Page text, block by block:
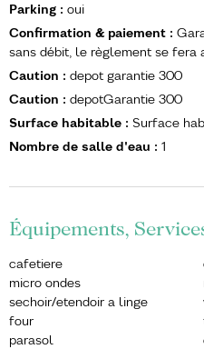
Parking : oui
Confirmation & paiement :
sans débit, le règlement se fera
Caution : depot garantie 300
Caution : depotGarantie 300
Surface habitable : Surface
Nombre de salle d'eau : 1
Équipements,
cafetiere
micro ondes
sechoir/etendoir a linge
four
parasol